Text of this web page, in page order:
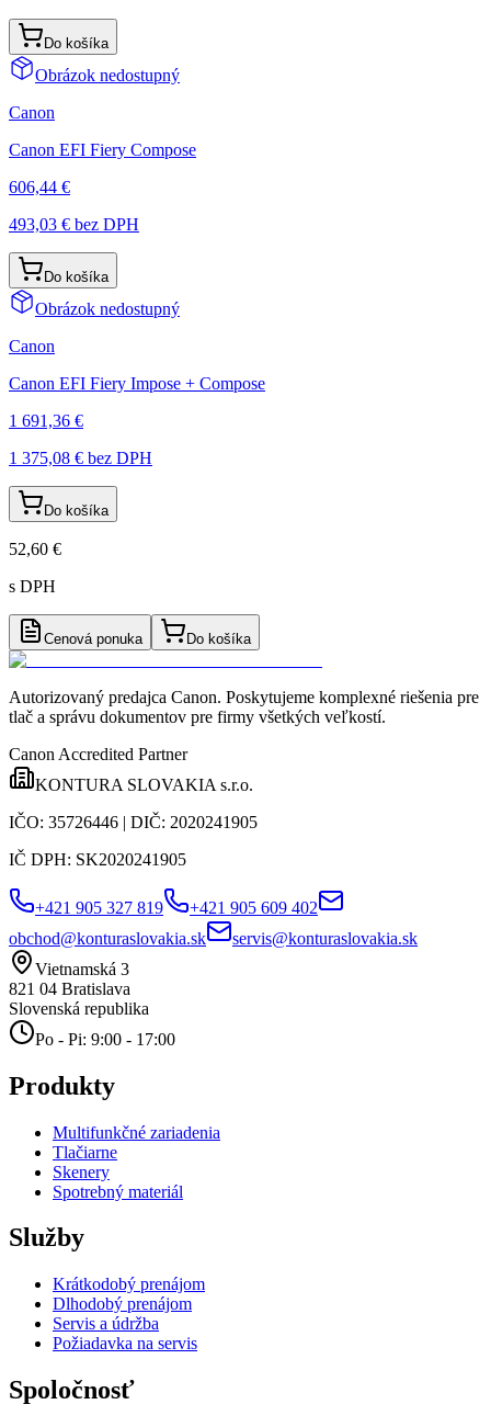
Do košíka
Obrázok nedostupný
Canon
Canon EFI Fiery Compose
606,44 €
493,03 € bez DPH
Do košíka
Obrázok nedostupný
Canon
Canon EFI Fiery Impose + Compose
1 691,36 €
1 375,08 € bez DPH
Do košíka
52,60 €
s DPH
Cenová ponuka Do košíka
Autorizovaný predajca Canon. Poskytujeme komplexné riešenia pre
tlač a správu dokumentov pre firmy všetkých veľkostí.
Canon Accredited Partner
KONTURA SLOVAKIA s.r.o.
IČO: 35726446 | DIČ: 2020241905
IČ DPH: SK2020241905
+421 905 327 819
+421 905 609 402
obchod@konturaslovakia.sk
servis@konturaslovakia.sk
Vietnamská 3
821 04 Bratislava
Slovenská republika
Po - Pi: 9:00 - 17:00
Produkty
Multifunkčné zariadenia
Tlačiarne
Skenery
Spotrebný materiál
Služby
Krátkodobý prenájom
Dlhodobý prenájom
Servis a údržba
Požiadavka na servis
Spoločnosť